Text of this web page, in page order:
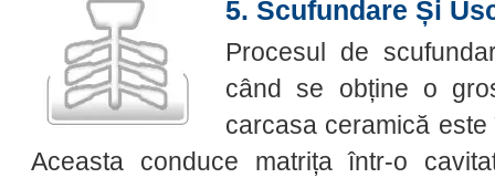
5. Scufundare Și
Procesul de
când se obține o
carcasa ceramică
Aceasta conduce matrița într-o